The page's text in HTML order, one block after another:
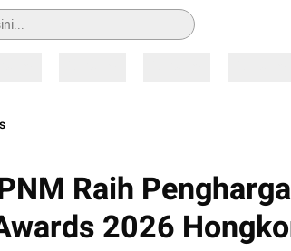
Raih
2026